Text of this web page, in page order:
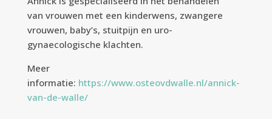
van vrouwen met een kinderwens, zwangere
vrouwen, baby’s, stuitpijn en uro-
gynaecologische klachten.
Meer
informatie: https://www.osteovdwalle.nl/annick-
van-de-walle/